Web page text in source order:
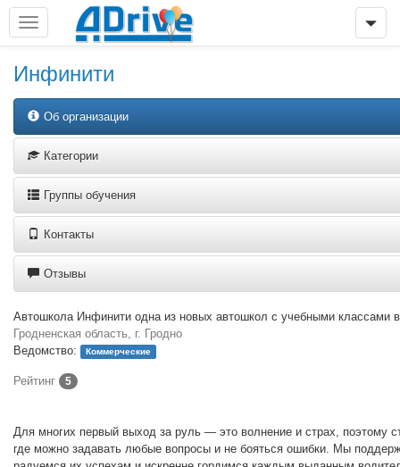
Инфинити
Об организации
Категории
Группы обучения
Контакты
Отзывы
Автошкола Инфинити одна из новых автошкол с учебными классами
Гродненская область, г. Гродно
Ведомство:
Коммерческие
Рейтинг 5
Для многих первый выход за руль — это волнение и страх, поэтому
где можно задавать любые вопросы и не бояться ошибки. Мы